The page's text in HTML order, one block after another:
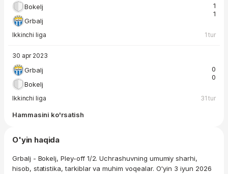
Bokelj
Grbalj
1
1
Ikkinchi liga 1 tur
30 apr 2023
Grbalj
Bokelj
0
0
Ikkinchi liga 31 tur
Hammasini ko'rsatish
O'yin haqida
Grbalj - Bokelj, Pley-off 1/2. Uchrashuvning umumiy sharhi,
hisob, statistika, tarkiblar va muhim voqealar. O'yin 3 iyun 2026